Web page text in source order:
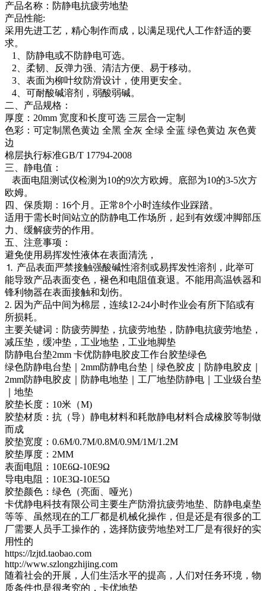
产品名称：防静电抗疲劳地垫
产品性能:
采用先进工艺，精心制作而成，以满足现代人工作舒适的要
求。
1、防静电或不防静电可选。
2、柔韧、反弹力强、清洁方便、易于移动。
3、表面为柳叶纹防滑设计，使用更安全。
4、可耐酸碱溶剂，弱酸弱碱。
二、产品规格：
厚度：20mm 宽度和长度可选 三层合一定制
色彩：可定制黑色黄边 全黑 全灰 全绿 全蓝 绿色黄边 灰色黄
边
棉层执行标准GB/T 17794-2008
三、静电值：
表面电阻测试仪检测为10的9次方欧姆。底部为10的3-5次方
欧姆。
四、保质期：16个月。正常8个小时连续作业踩踏。
适用于需长时间站立的防静电工作场所，起到有效缓冲脚部压
力、缓解疲劳的作用。
五、注意事项：
避免使用易挥发性液体在表面清洗，
⒈ 产品表面严禁接触强酸碱性溶剂或易挥发性溶剂，此举可
能导致产品表面变色，褪色和电阻值衰退。不能用高温铁器和
锋利物器在表面接触和划伤。
2. 因为产品中间为棉层，连续12-24小时作业会有所下陷或有
所损耗。
主要关键词：防疲劳脚垫，抗疲劳地垫，防静电抗疲劳地垫，
减压垫，缓冲垫，工业地垫，工业地脚垫
防静电台垫2mm 卡优防静电胶皮工作台胶垫绿色
绿色防静电台垫｜2mm防静电台垫｜绿色胶皮｜防静电胶皮｜
2mm防静电胶皮｜防静电地垫｜工厂地垫防静电｜工业级台垫
｜地垫
胶垫长度：10米（M)
胶垫材质：抗（导）静电材料和耗散静电材料合成橡胶等制做
而成
胶垫宽度：0.6M/0.7M/0.8M/0.9M/1M/1.2M
胶垫厚度：2MM
表面电阻：10E6Ω-10E9Ω
导电电阻：10E3Ω-10E5Ω
胶垫颜色：绿色（亮面、哑光）
卡优静电科技有限公司主要生产防滑抗疲劳地垫、防静电桌垫
等等、虽然现在的工厂都是机械化操作，但是还是有很多的工
厂需要人员手工操作的，选择防疲劳地垫对工厂是有很好的实
用性的
https://lzjtd.taobao.com
http://www.szlongzhijing.com
随着社会的开展，人们生活水平的提高，人们对任务环境，物
质条件也是很考究的，卡优地垫